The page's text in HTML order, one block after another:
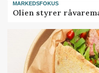
MARKEDSFOKUS
Olien styrer